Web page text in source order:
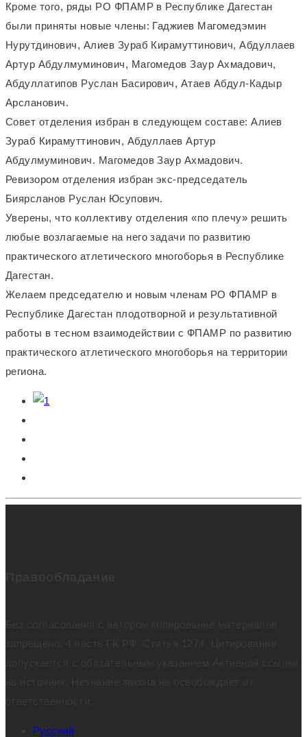
Кроме того, ряды РО ФПАМР в Республике Дагестан
были приняты новые члены: Гаджиев Магомедэмин
Нурутдинович, Алиев Зураб Кирамуттинович, Абдуллаев
Артур Абдулмуминович, Магомедов Заур Ахмадович,
Абдуллатипов Руслан Басирович, Атаев Абдул-Кадыр
Арсланович.
Совет отделения избран в следующем составе: Алиев
Зураб Кирамуттинович, Абдуллаев Артур
Абдулмуминович. Магомедов Заур Ахмадович.
Ревизором отделения избран экс-председатель
Биярсланов Руслан Юсупович.
Уверены, что коллективу отделения «по плечу» решить
любые возлагаемые на него задачи по развитию
практического атлетического многоборья в Республике
Дагестан.
Желаем председателю и новым членам РО ФПАМР в
Республике Дагестан плодотворной и результативной
работы в тесном взаимодействии с ФПАМР по развитию
практического атлетического многоборья на территории
региона.
Русский